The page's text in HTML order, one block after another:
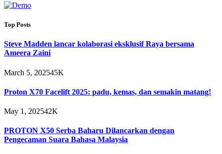
Top Posts
Steve Madden lancar kolaborasi eksklusif Raya bersama
Ameera Zaini
March 5, 202545K
Proton X70 Facelift 2025: padu, kemas, dan semakin matang!
May 1, 202542K
PROTON X50 Serba Baharu Dilancarkan dengan
Pengecaman Suara Bahasa Malaysia